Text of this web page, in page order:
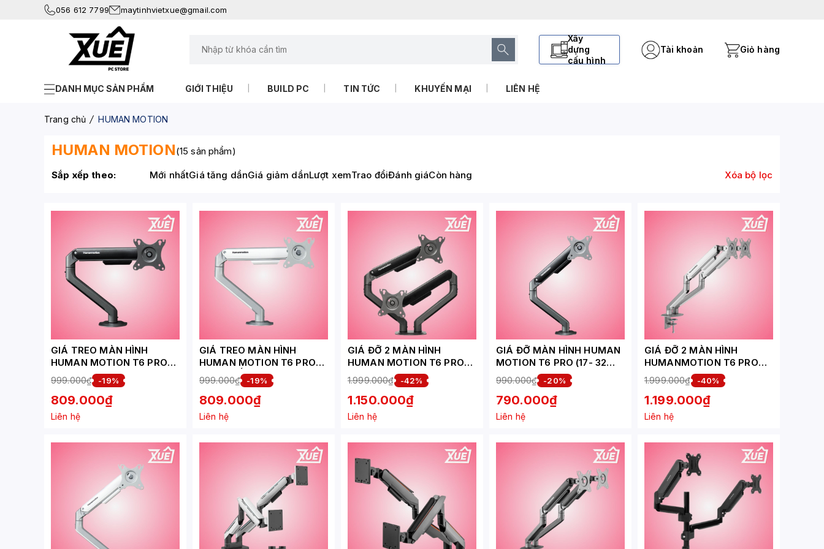
056 612 7799 maytinhvietxue@gmail.com
Xây
dựng
cấu hình
Tài khoản Giỏ hàng
DANH MỤC SẢN PHẨM GIỚI THIỆU BUILD PC TIN TỨC KHUYẾN MẠI LIÊN HỆ
Trang chủ HUMAN MOTION
HUMAN MOTION(15 sản phẩm)
Sắp xếp theo: Mới nhấtGiá tăng dầnGiá giảm dầnLượt xemTrao đổiĐánh giáCòn hàng Xóa bộ lọc
GIÁ TREO MÀN HÌNH
HUMAN MOTION T6 PRO
MÀU ĐEN
999.000₫ -19%
809.000₫
Liên hệ
GIÁ TREO MÀN HÌNH
HUMAN MOTION T6 PRO
MÀU TRẮNG
999.000₫ -19%
809.000₫
Liên hệ
GIÁ ĐỠ 2 MÀN HÌNH
HUMAN MOTION T6 PRO
DUAL (17- 32 INCH) MÀU
ĐEN XÁM
1.999.000₫ -42%
1.150.000₫
Liên hệ
GIÁ ĐỠ MÀN HÌNH HUMAN
MOTION T6 PRO (17- 32
INCH) MÀU ĐEN XÁM
990.000₫ -20%
790.000₫
Liên hệ
GIÁ ĐỠ 2 MÀN HÌNH
HUMANMOTION T6 PRO
DUAL 2025 HPW-
T6P.DUAL.2025-SLV
TRẮNG XÁM (17- 32 INCH)
1.999.000₫ -40%
1.199.000₫
Liên hệ